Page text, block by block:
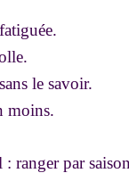
le savoir.
moins.
ranger par